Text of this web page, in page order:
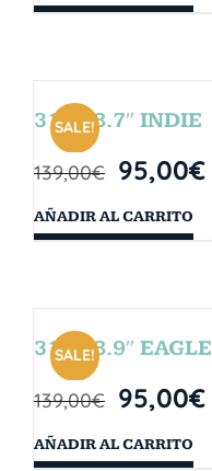
SALE!
31″ x 8.7″ INDIE
139,00€ 95,00€
AÑADIR AL CARRITO
SALE!
31″ x 8.9″ EAGLE
139,00€ 95,00€
AÑADIR AL CARRITO